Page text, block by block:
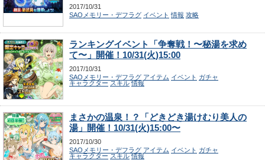
2017/10/31
SAOメモリー・デフラグ イベント 情報 攻略
ランキングイベント「争奪戦！〜秘湯を求め
て〜」開催！10/31(火)15:00
2017/10/31
SAOメモリー・デフラグ アイテム イベント ガチャ
キャラクター スキル 情報
まさかの温泉！？「どきどき湯けむり美人の
湯」開催！10/31(火)15:00〜
2017/10/30
SAOメモリー・デフラグ アイテム イベント ガチャ
キャラクター スキル 情報